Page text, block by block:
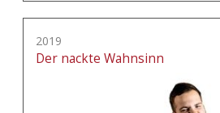
2019
Der nackte Wahnsinn